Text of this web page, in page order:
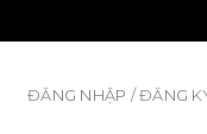
ĐĂNG NHẬP / ĐĂNG